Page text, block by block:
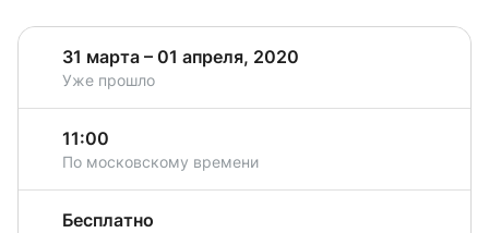
31 марта – 01 апреля, 2020
Уже прошло
11:00
По московскому времени
Бесплатно